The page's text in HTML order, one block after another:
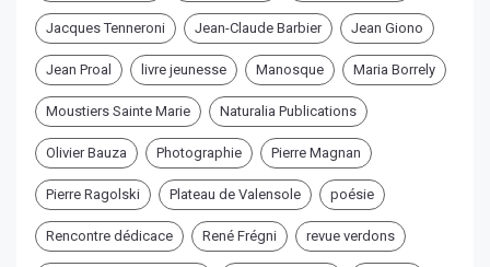
Jacques Tenneroni Jean-Claude Barbier Jean Giono
Jean Proal livre jeunesse Manosque Maria Borrely
Moustiers Sainte Marie Naturalia Publications
Olivier Bauza Photographie Pierre Magnan
Pierre Ragolski Plateau de Valensole poésie
Rencontre dédicace René Frégni revue verdons